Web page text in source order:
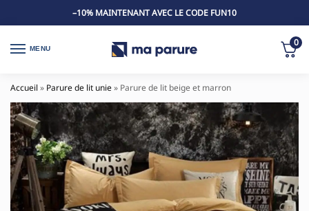
–10% MAINTENANT AVEC LE CODE FUN10
MENU
0
Accueil » Parure de lit unie» Parure de lit beige et marron